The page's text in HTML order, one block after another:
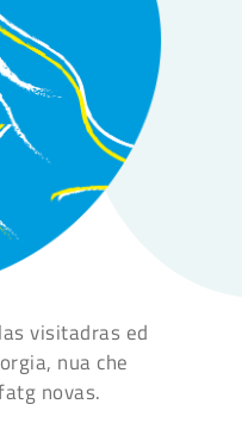
visitadras ed
nua che
novas.